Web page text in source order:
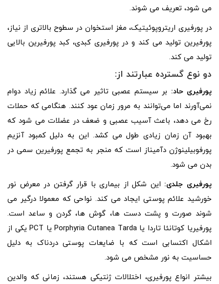
می شود، تعریف می شوند.
در پورفیری اریتروپوئیتیک، مغز استخوان در سطوح بالاتری از نیاز،
پورفیرین تولید می کند و در پورفیری کبدی، کبد پورفیرین بالایی
تولید می کند.
دو نوع گسترده عبارتند از:
پورفیری حاد: بر سیستم عصبی تاثیر می گذارد. علائم زیاد دوام
نمی‌آورند اما می‌توانند به مرور زمان عود کنند. هنگامی که حملات
رخ می دهد، باعث آسیب عصبی و ضعف در عضلات می شود که
بهبود آن زمان زیادی طول می کشد. این به دلیل کمبود آنزیم
پورفوبیلینوژن دآمیناز است که منجر به تجمع پورفیرین سمی در
بدن می شود.
پورفیری جلدی: این شکل از بیماری با قرار گرفتن در معرض نور
خورشید علائم پوستی ایجاد می کند. نواحی که معمولا درگیر می
شوند صورت و پشت دست ها، گوش ها، گردن و ساعد است.
پورفیریا کوتانئا تاردا یا Porphyria Cutanea Tarda یا PCT یکی از
اشکال اکتسابی است که با ضایعات پوستی دردناک به دلیل
حساسیت به نور مشخص می شود.
بیشتر انواع پورفیری، اختلالات ژنتیکی هستند، زمانی که والدین